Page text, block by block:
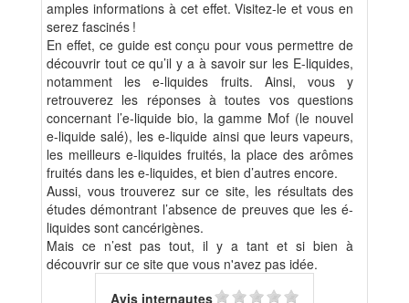
amples informations à cet effet. Visitez-le et vous en
serez fascinés !
En effet, ce guide est conçu pour vous permettre de
découvrir tout ce qu’il y a à savoir sur les E-liquides,
notamment les e-liquides fruits. Ainsi, vous y
retrouverez les réponses à toutes vos questions
concernant l’e-liquide bio, la gamme Mof (le nouvel
e-liquide salé), les e-liquide ainsi que leurs vapeurs,
les meilleurs e-liquides fruités, la place des arômes
fruités dans les e-liquides, et bien d’autres encore.
Aussi, vous trouverez sur ce site, les résultats des
études démontrant l’absence de preuves que les é-
liquides sont cancérigènes.
Mais ce n’est pas tout, il y a tant et si bien à
découvrir sur ce site que vous n'avez pas idée.
Avis internautes